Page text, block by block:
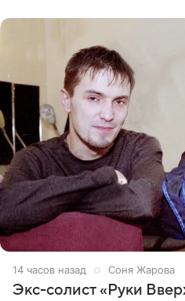
14 часов назад Соня Жарова
Экс-солист «Руки